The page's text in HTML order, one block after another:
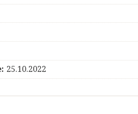
25.10.2022